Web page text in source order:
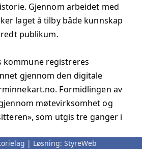
Gjennom arbeidet med
laget å tilby både kunnskap
publikum.
kommune registreres
gjennom den digitale
Formidlingen av
møtevirksomhet og
som utgis tre ganger i
| Løsning: StyreWeb